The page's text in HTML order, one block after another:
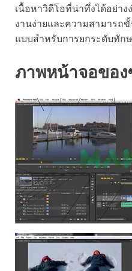
เนื้อหาวิดีโอที่น่าทึ่งได้อย่าง
งานง่ายและความสามารถ
แบบสำหรับการยกระดับทั
ภาพหน้าจอขอ